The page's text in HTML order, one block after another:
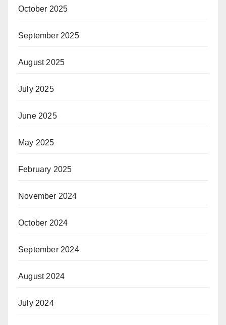
October 2025
September 2025
August 2025
July 2025
June 2025
May 2025
February 2025
November 2024
October 2024
September 2024
August 2024
July 2024